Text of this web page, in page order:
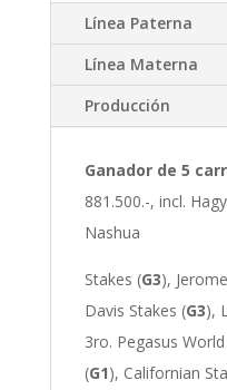
Línea Paterna
Línea Materna
Producción
Ganador de 5
881.500.-, incl.
Nashua
Stakes (G3),
Davis Stakes (G3),
3ro. Pegasus
(G1), Californian